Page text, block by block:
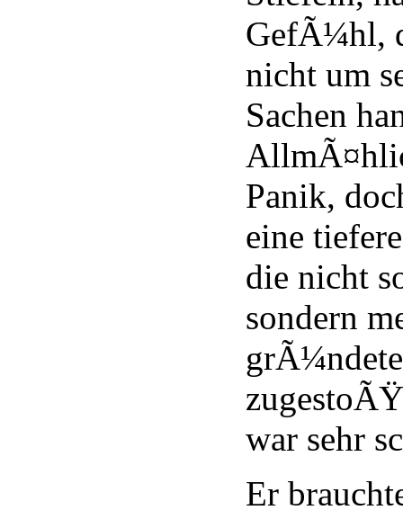
GefÃ¼hl,
nicht um
Sachen
Panik,
eine
die nicht
sondern
war sehr
Er